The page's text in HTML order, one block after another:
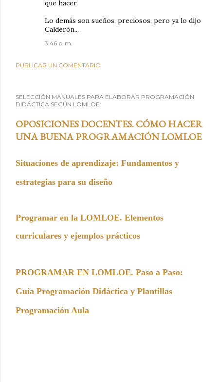
que hacer.
Lo demás son sueños, preciosos, pero ya lo dijo
Calderón...
3:46 p. m.
PUBLICAR UN COMENTARIO
SELECCIÓN MANUALES PARA ELABORAR PROGRAMACIÓN
DIDÁCTICA SEGÚN LOMLOE:
OPOSICIONES DOCENTES. CÓMO HACER
UNA BUENA PROGRAMACIÓN LOMLOE
Situaciones de aprendizaje: Fundamentos y
estrategias para su diseño
Programar en la LOMLOE. Elementos
curriculares y ejemplos prácticos
PROGRAMAR EN LOMLOE. Paso a Paso:
Guía Programación Didáctica y Plantillas
Programación Aula